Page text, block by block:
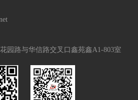
园路与华信路交叉口鑫苑鑫A1-803室